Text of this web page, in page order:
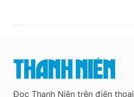
Đọc Thanh Niên trên điện thoại